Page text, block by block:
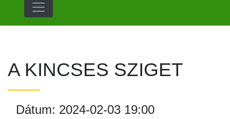
A KINCSES SZIGET
Dátum: 2024-02-03 19:00